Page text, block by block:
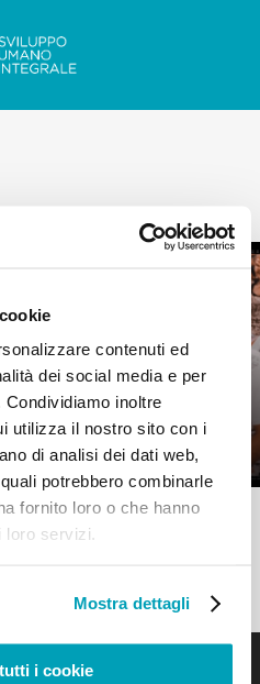
contenuti ed
dei social media e per
inoltre
utilizza il nostro sito con i
di analisi dei dati web,
potrebbero combinarle
fornito loro o che hanno
loro servizi.
Mostra dettagli
i cookie
DI MIGRANTI.
la Città di Dio e